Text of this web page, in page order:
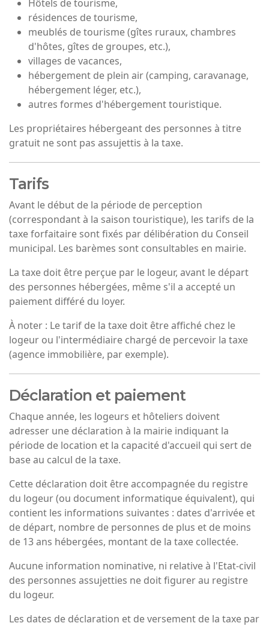
Hôtels de tourisme,
résidences de tourisme,
meublés de tourisme (gîtes ruraux, chambres
d'hôtes, gîtes de groupes, etc.),
villages de vacances,
hébergement de plein air (camping, caravanage,
hébergement léger, etc.),
autres formes d'hébergement touristique.
Les propriétaires hébergeant des personnes à titre
gratuit ne sont pas assujettis à la taxe.
Tarifs
Avant le début de la période de perception
(correspondant à la saison touristique), les tarifs de la
taxe forfaitaire sont fixés par délibération du Conseil
municipal. Les barèmes sont consultables en mairie.
La taxe doit être perçue par le logeur, avant le départ
des personnes hébergées, même s'il a accepté un
paiement différé du loyer.
À noter : Le tarif de la taxe doit être affiché chez le
logeur ou l'intermédiaire chargé de percevoir la taxe
(agence immobilière, par exemple).
Déclaration et paiement
Chaque année, les logeurs et hôteliers doivent
adresser une déclaration à la mairie indiquant la
période de location et la capacité d'accueil qui sert de
base au calcul de la taxe.
Cette déclaration doit être accompagnée du registre
du logeur (ou document informatique équivalent), qui
contient les informations suivantes : dates d'arrivée et
de départ, nombre de personnes de plus et de moins
de 13 ans hébergées, montant de la taxe collectée.
Aucune information nominative, ni relative à l'Etat-civil
des personnes assujetties ne doit figurer au registre
du logeur.
Les dates de déclaration et de versement de la taxe par